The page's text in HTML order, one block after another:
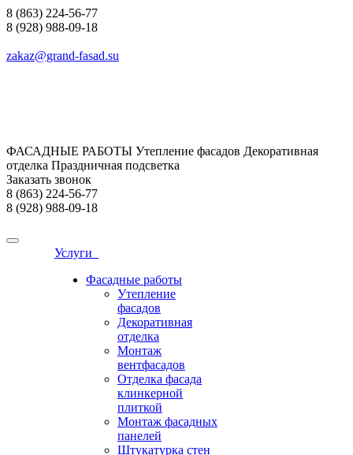
8 (863) 224-56-77
8 (928) 988-09-18
zakaz@grand-fasad.su
ФАСАДНЫЕ РАБОТЫ Утепление фасадов Декоративная
отделка Праздничная подсветка
Заказать звонок
8 (863) 224-56-77
8 (928) 988-09-18
Услуги
Фасадные работы
Утепление
фасадов
Декоративная
отделка
Монтаж
вентфасадов
Отделка фасада
клинкерной
плиткой
Монтаж фасадных
панелей
Штукатурка стен